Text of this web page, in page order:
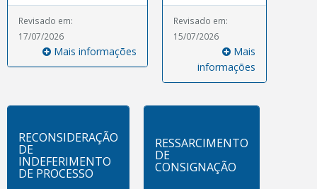
Revisado em:
17/07/2026
Mais informações
Revisado em:
15/07/2026
Mais
informações
RECONSIDERAÇÃO
DE
INDEFERIMENTO
DE PROCESSO
RESSARCIMENTO
DE
CONSIGNAÇÃO